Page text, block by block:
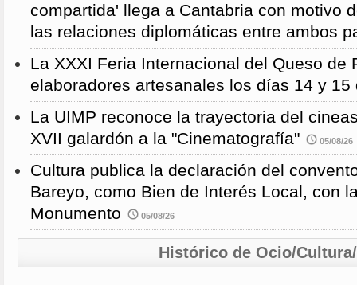
compartida' llega a Cantabria con motivo
las relaciones diplomáticas entre ambos
La XXXI Feria Internacional del Queso de
elaboradores artesanales los días 14 y 15
La UIMP reconoce la trayectoria del
XVII galardón a la "Cinematografía"
05/08/26
Cultura publica la declaración del
Bareyo, como Bien de Interés Local, con
Monumento
05/08/26
Histórico de Ocio/